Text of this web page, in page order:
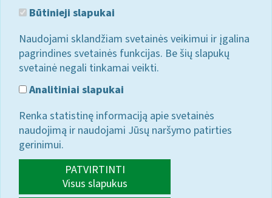
Būtinieji slapukai
Naudojami sklandžiam svetainės veikimui ir įgalina
pagrindines svetainės funkcijas. Be šių slapukų
svetainė negali tinkamai veikti.
Analitiniai slapukai
Renka statistinę informaciją apie svetainės
naudojimą ir naudojami Jūsų naršymo patirties
gerinimui.
PATVIRTINTI
Visus slapukus